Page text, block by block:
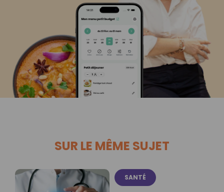
SUR LE MÊME SUJET
SANTÉ